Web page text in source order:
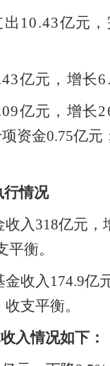
10.43亿元
亿元，增长
亿元，增长
资金0.75亿元
行情况
入 318亿元，
平衡。
收入 174.9亿
支平衡。
入情况如下：